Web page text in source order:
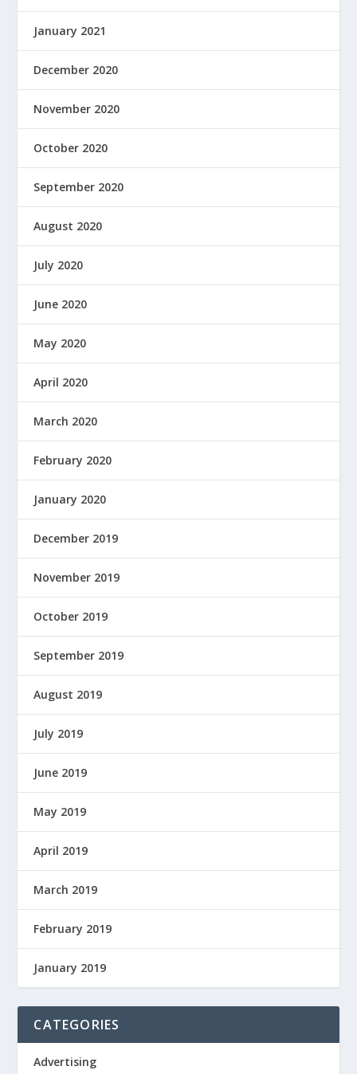
January 2021
December 2020
November 2020
October 2020
September 2020
August 2020
July 2020
June 2020
May 2020
April 2020
March 2020
February 2020
January 2020
December 2019
November 2019
October 2019
September 2019
August 2019
July 2019
June 2019
May 2019
April 2019
March 2019
February 2019
January 2019
CATEGORIES
Advertising